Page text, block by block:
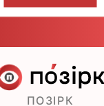
ПОЗІРК